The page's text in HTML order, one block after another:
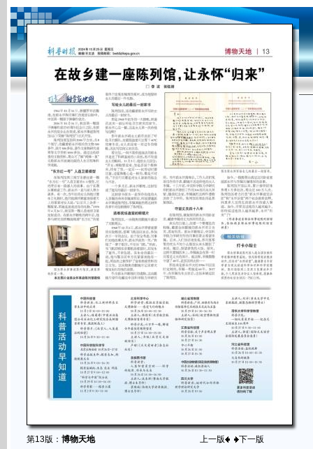
第13版： 博物天地 上一版 下一版